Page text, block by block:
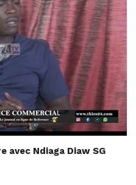
Ndiaga Diaw SG